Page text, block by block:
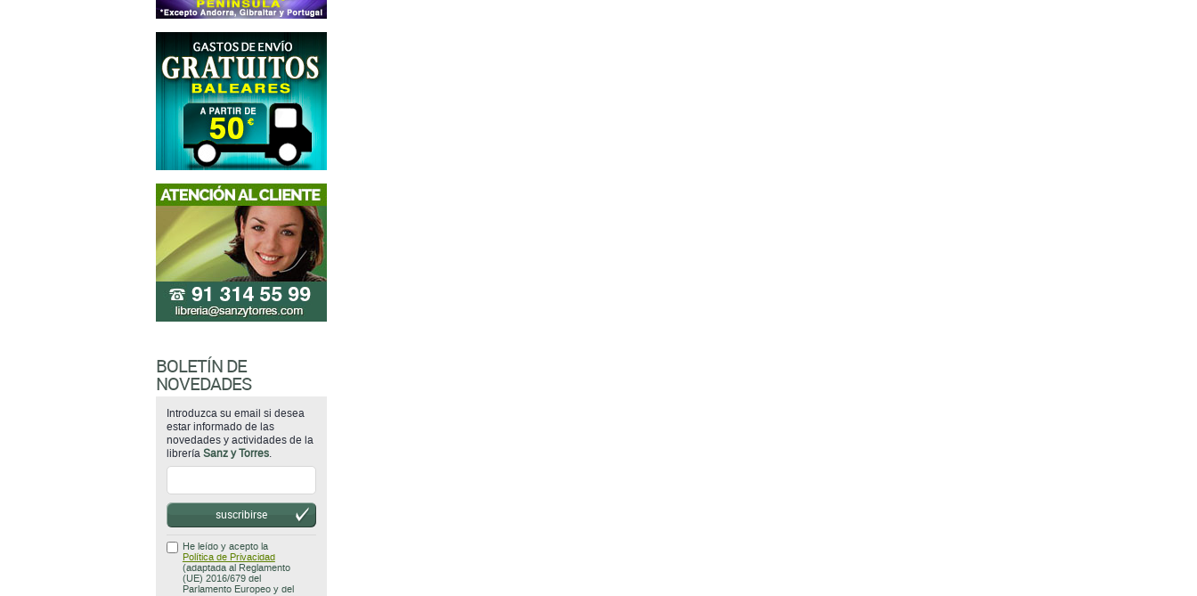
BOLETÍN DE
NOVEDADES
Introduzca su email si desea
estar informado de las
novedades y actividades de la
librería Sanz y Torres.
suscribirse
He leído y acepto la
Política de Privacidad
(adaptada al Reglamento
(UE) 2016/679 del
Parlamento Europeo y del